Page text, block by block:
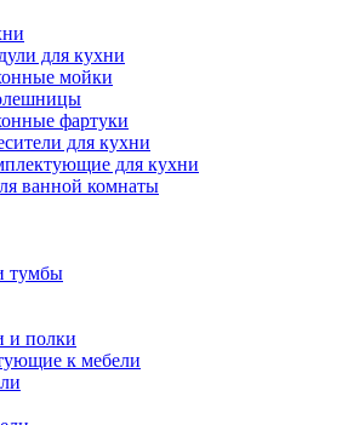
для кухни
мойки
фартуки
для кухни
для кухни
ванной комнаты
тумбы
и полки
к мебели